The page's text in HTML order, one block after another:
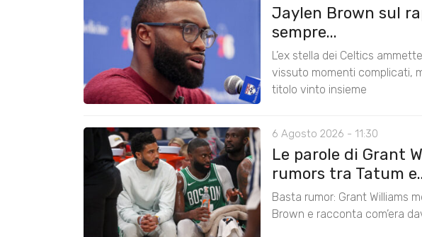
Jaylen Brown sul
sempre...
L’ex stella dei Celtics
vissuto momenti complicati,
titolo vinto insieme
6 Agosto 2026 - 11:30
Le parole di Grant
rumors tra Tatum
Basta rumor: Grant Williams
Brown e racconta com’era